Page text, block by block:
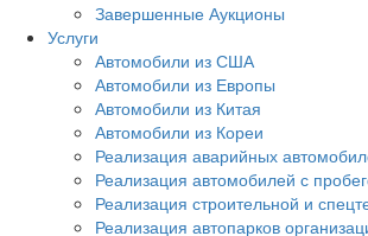
Завершенные Аукционы
Услуги
Автомобили из США
Автомобили из Европы
Автомобили из Китая
Автомобили из Кореи
Реализация аварийных
Реализация автомобилей с
Реализация строительной и
Реализация автопарков